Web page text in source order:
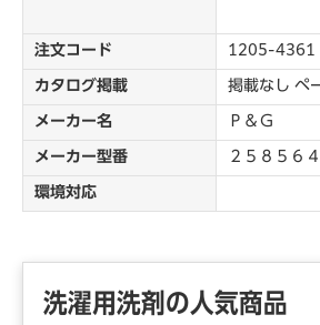
注文コード 1205-4361
カタログ掲載 掲載なし ペ
メーカー名 Ｐ＆Ｇ
メーカー型番 ２５８５６４
環境対応
洗濯用洗剤の人気商品